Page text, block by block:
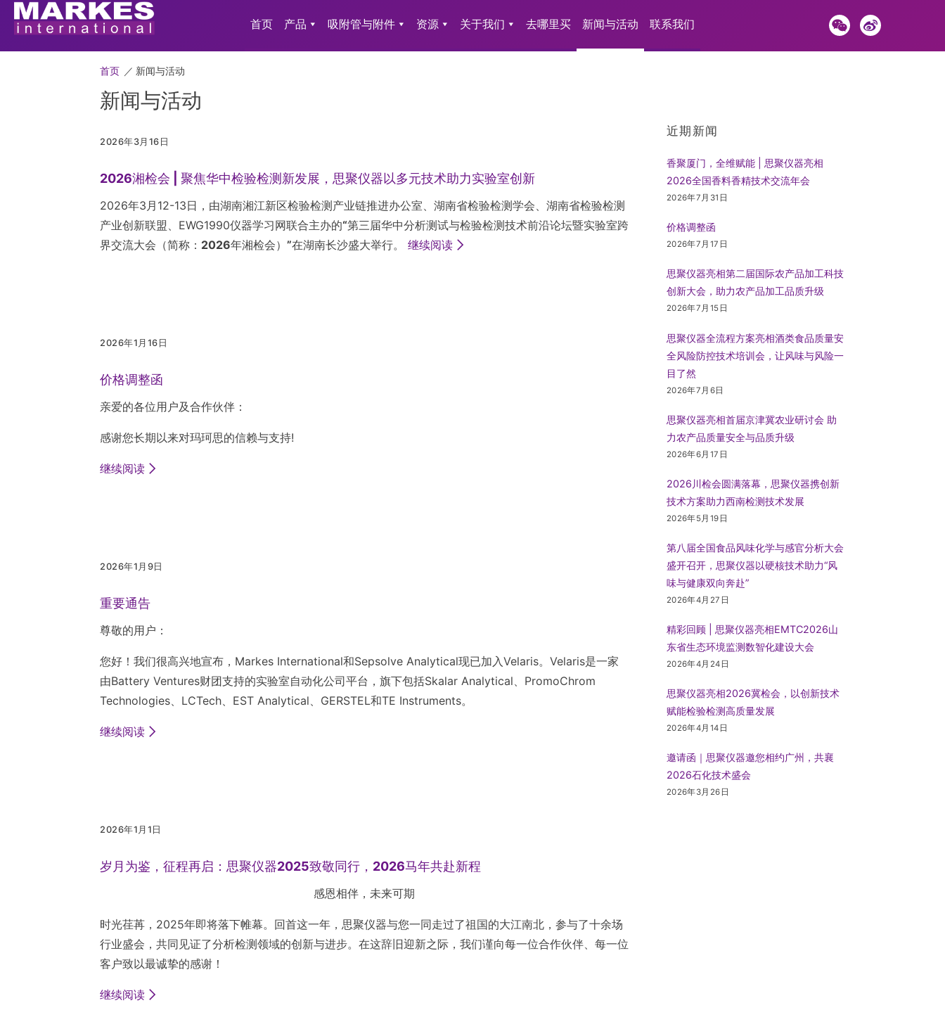
首页 产品 吸附管与附件 资源 关于我们 去哪里买 新闻与活动 联系我们
首页 ／ 新闻与活动
新闻与活动
2026年3月16日
2026湘检会 | 聚焦华中检验检测新发展，思聚仪器以多元技术助力实验室创新
2026年3月12-13日，由湖南湘江新区检验检测产业链推进办公室、湖南省检验检测学会、湖南省检验检测
产业创新联盟、EWG1990仪器学习网联合主办的“第三届华中分析测试与检验检测技术前沿论坛暨实验室跨
界交流大会（简称：2026年湘检会）”在湖南长沙盛大举行。 继续阅读
2026年1月16日
价格调整函
亲爱的各位用户及合作伙伴：
感谢您长期以来对玛珂思的信赖与支持!
继续阅读
2026年1月9日
重要通告
尊敬的用户：
您好！我们很高兴地宣布，Markes International和Sepsolve Analytical现已加入Velaris。Velaris是一家
由Battery Ventures财团支持的实验室自动化公司平台，旗下包括Skalar Analytical、PromoChrom
Technologies、LCTech、EST Analytical、GERSTEL和TE Instruments。
继续阅读
2026年1月1日
岁月为鉴，征程再启：思聚仪器2025致敬同行，2026马年共赴新程
感恩相伴，未来可期
时光荏苒，2025年即将落下帷幕。回首这一年，思聚仪器与您一同走过了祖国的大江南北，参与了十余场
行业盛会，共同见证了分析检测领域的创新与进步。在这辞旧迎新之际，我们谨向每一位合作伙伴、每一位
客户致以最诚挚的感谢！
继续阅读
近期新闻
香聚厦门，全维赋能 | 思聚仪器亮相
2026全国香料香精技术交流年会
2026年7月31日
价格调整函
2026年7月17日
思聚仪器亮相第二届国际农产品加工科技
创新大会，助力农产品加工品质升级
2026年7月15日
思聚仪器全流程方案亮相酒类食品质量安
全风险防控技术培训会，让风味与风险一
目了然
2026年7月6日
思聚仪器亮相首届京津冀农业研讨会 助
力农产品质量安全与品质升级
2026年6月17日
2026川检会圆满落幕，思聚仪器携创新
技术方案助力西南检测技术发展
2026年5月19日
第八届全国食品风味化学与感官分析大会
盛开召开，思聚仪器以硬核技术助力“风
味与健康双向奔赴”
2026年4月27日
精彩回顾 | 思聚仪器亮相EMTC2026山
东省生态环境监测数智化建设大会
2026年4月24日
思聚仪器亮相2026冀检会，以创新技术
赋能检验检测高质量发展
2026年4月14日
邀请函｜思聚仪器邀您相约广州，共襄
2026石化技术盛会
2026年3月26日